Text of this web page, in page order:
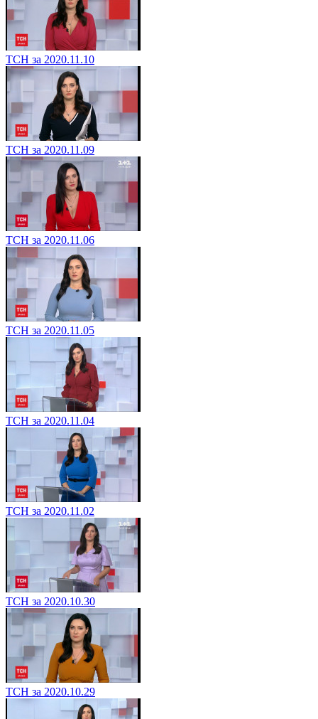
ТСН за 2020.11.10
ТСН за 2020.11.09
ТСН за 2020.11.06
ТСН за 2020.11.05
ТСН за 2020.11.04
ТСН за 2020.11.02
ТСН за 2020.10.30
ТСН за 2020.10.29